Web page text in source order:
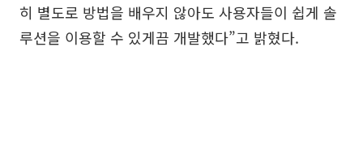
히 별도로 방법을 배우지 않아도 사용자들이 쉽게 솔
루션을 이용할 수 있게끔 개발했다”고 밝혔다.